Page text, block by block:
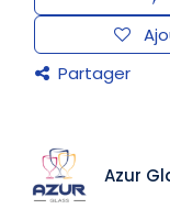
Partager
Azur